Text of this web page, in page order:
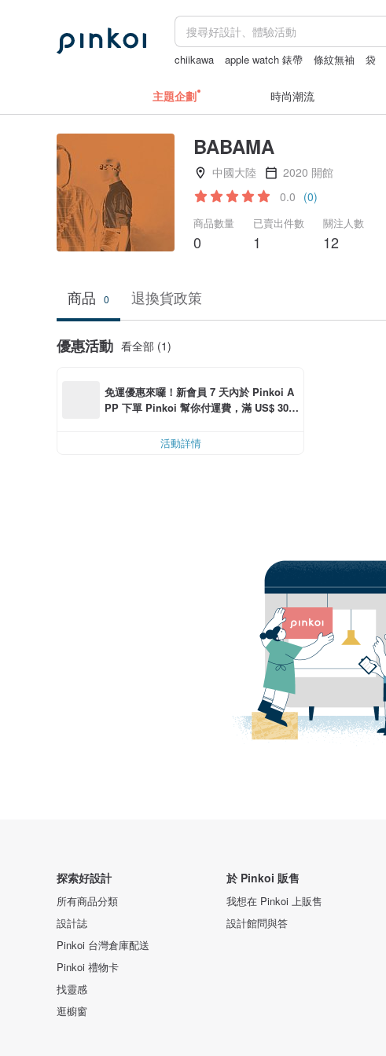
chiikawa apple watch 錶帶 條紋無袖 袋
主題企劃 時尚潮流
BABAMA
中國大陸
2020 開館
0.0 (0)
商品數量
0
已賣出件數
1
關注人數
12
商品 0 退換貨政策
優惠活動 看全部 (1)
免運優惠來囉！新會員 7 天內於 Pinkoi A
PP 下單 Pinkoi 幫你付運費，滿 US$ 30.0
活動詳情
探索好設計
所有商品分類
設計誌
Pinkoi 台灣倉庫配送
Pinkoi 禮物卡
找靈感
逛櫥窗
於 Pinkoi 販售
我想在 Pinkoi 上販售
設計館問與答